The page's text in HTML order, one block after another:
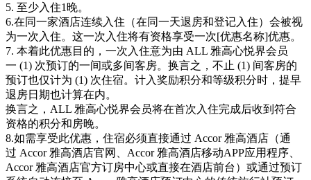
5. 至少入住1晚。
6.在同一家酒店连续入住（在同一天退房和登记入住）会被视
为一次入住。这一次入住将有资格享受一次[优惠名称]优惠。
7. 本着此优惠目的，一次入住意为由 ALL 雅高心悦界会员
一 (1) 次预订的一间或多间客房。换言之，不止 (1) 间客房的
预订也仅计为 (1) 次住宿。计入奖励积分和等级积分时，提早
退房日期也计算在内。
换言之，ALL 雅高心悦界会员将在首次入住完成后收到符合
资格的积分和房晚。
8.如需享受此优惠，住宿必须直接通过 Accor 雅高酒店（通
过 Accor 雅高酒店官网、Accor 雅高酒店移动APP应用程序、
Accor 雅高酒店官方订房中心或直接在酒店前台）或通过预订